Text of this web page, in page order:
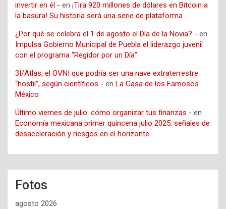
invertir en él - en ¡Tira 920 millones de dólares en Bitcoin a
la basura! Su historia será una serie de plataforma
¿Por qué se celebra el 1 de agosto el Día de la Novia? - en
Impulsa Gobierno Municipal de Puebla el liderazgo juvenil
con el programa “Regidor por un Día”
3I/Atlas, el OVNI que podría ser una nave extraterrestre
“hostil”, según científicos - en La Casa de los Famosos
México
Último viernes de julio: cómo organizar tus finanzas - en
Economía mexicana primer quincena julio 2025: señales de
desaceleración y riesgos en el horizonte
Fotos
agosto 2026